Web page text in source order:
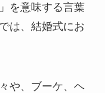
を意味する言葉
は、結婚式にお
や、ブーケ、ヘ